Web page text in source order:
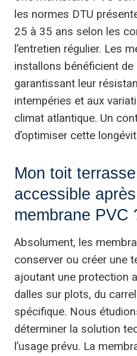
les normes DTU
25 à 35 ans selon les
l’entretien régulier. Les
installons bénéficient
garantissant leur
intempéries et aux
climat atlantique. Un
d’optimiser cette
Mon toit
accessible
membrane PVC
Absolument, les
conserver ou créer une
ajoutant une protection
dalles sur plots, du
spécifique. Nous
déterminer la solution
l’usage prévu. La